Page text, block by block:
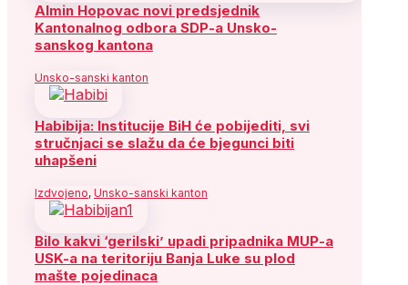
Almin Hopovac novi predsjednik
Kantonalnog odbora SDP-a Unsko-
sanskog kantona
Unsko-sanski kanton
Habibija: Institucije BiH će pobijediti, svi
stručnjaci se slažu da će bjegunci biti
uhapšeni
Izdvojeno, Unsko-sanski kanton
Bilo kakvi ‘gerilski’ upadi pripadnika MUP-a
USK-a na teritoriju Banja Luke su plod
mašte pojedinaca